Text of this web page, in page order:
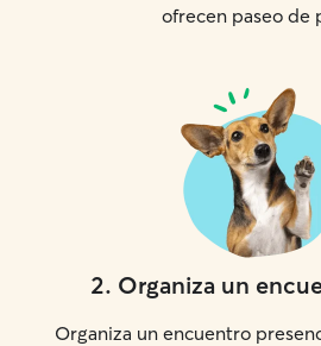
ofrecen paseo de
2. Organiza un
Organiza un encuentro